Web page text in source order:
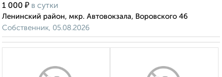
1 000 ₽ в сутки
Ленинский район, мкр. Автовокзала, Воровского 46
Собственник, 05.08.2026